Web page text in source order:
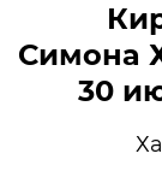
Симона
30